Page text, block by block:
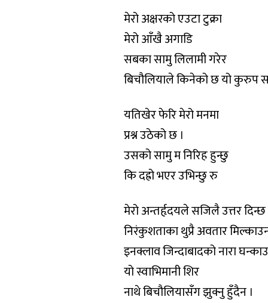
मेरो अक्षरको एउटा टुक्रा
मेरो आँखै अगाडि
सबका सामु लिलामी गरेर
बिचौलियाले किनेको छ यो कुरुप
यतिखेर फेरि मेरो मनमा
प्रश्न उठेको छ ।
उसको सामु म निरिह हुन्छु
कि दह्रो भएर उभिन्छु रु
मेरो अन्तर्हृदयले सजिलै उत्तर दिन्छ
निरंकुशताका थुप्रै अवतार
इनक्लाव जिन्दाबादको नारा
यो स्वाभिमानी शिर
नाथे बिचौलियासँग झुक्नु हुँदैन ।